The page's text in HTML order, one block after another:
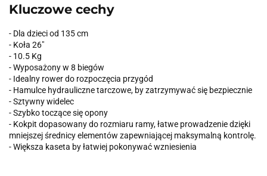
Kluczowe cechy
- Dla dzieci od 135 cm
- Koła 26"
- 10.5 Kg
- Wyposażony w 8 biegów
- Idealny rower do rozpoczęcia przygód
- Hamulce hydrauliczne tarczowe, by zatrzymywać się bezpiecznie
- Sztywny widelec
- Szybko toczące się opony
- Kokpit dopasowany do rozmiaru ramy, łatwe prowadzenie dzięki
mniejszej średnicy elementów zapewniającej maksymalną kontrolę.
- Większa kaseta by łatwiej pokonywać wzniesienia